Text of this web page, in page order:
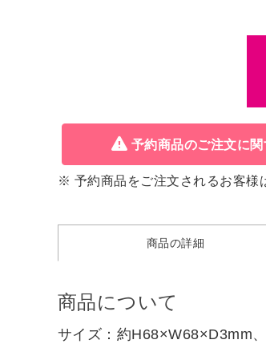
予約商品のご注文に
※ 予約商品をご注文されるお客様
商品の詳細
商品について
サイズ：約H68×W68×D3mm